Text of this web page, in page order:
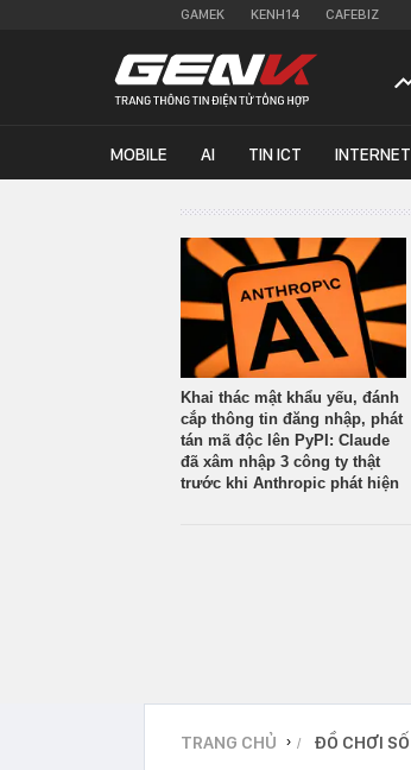
GAMEK KENH14 CAFEBIZ
MOBILE AI TIN ICT INTERNET
Khai thác mật khẩu yếu, đánh
cắp thông tin đăng nhập, phát
tán mã độc lên PyPI: Claude
đã xâm nhập 3 công ty thật
trước khi Anthropic phát hiện
TRANG CHỦ › ĐỒ CHƠI SỐ